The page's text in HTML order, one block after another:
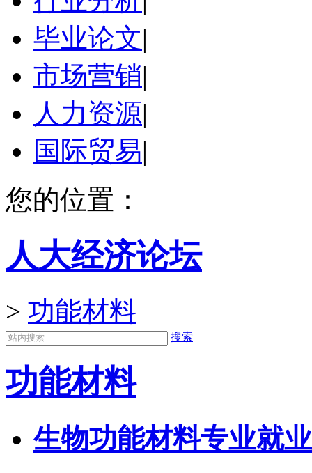
毕业论文|
市场营销|
人力资源|
国际贸易|
您的位置：
人大经济论坛
> 功能材料
搜索
功能材料
生物功能材料专业就